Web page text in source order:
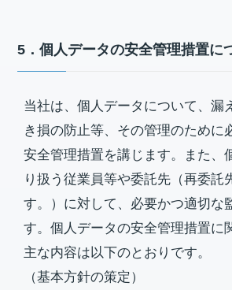
5．個人データの安全管理措置に
当社は、個人データについて、漏
き損の防止等、その管理のために
安全管理措置を講じます。また、
り扱う従業員等や委託先（再委託
す。）に対して、必要かつ適切な
す。個人データの安全管理措置に
主な内容は以下のとおりです。
（基本方針の策定）